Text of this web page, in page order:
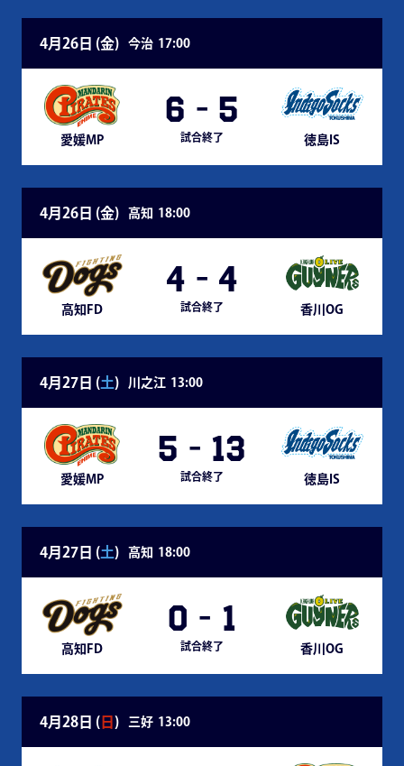
4月26日 (金) 今治 17:00
愛媛MP
6 - 5
試合終了 徳島IS
4月26日 (金) 高知 18:00
高知FD
4 - 4
試合終了 香川OG
4月27日 (土) 川之江 13:00
愛媛MP
5 - 13
試合終了 徳島IS
4月27日 (土) 高知 18:00
高知FD
0 - 1
試合終了 香川OG
4月28日 ( 日 ) 三好 13:00